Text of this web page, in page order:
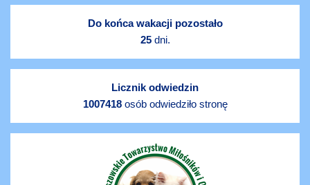
Do końca wakacji pozostało
25dni.
Licznik odwiedzin
1007418osób odwiedziło stronę